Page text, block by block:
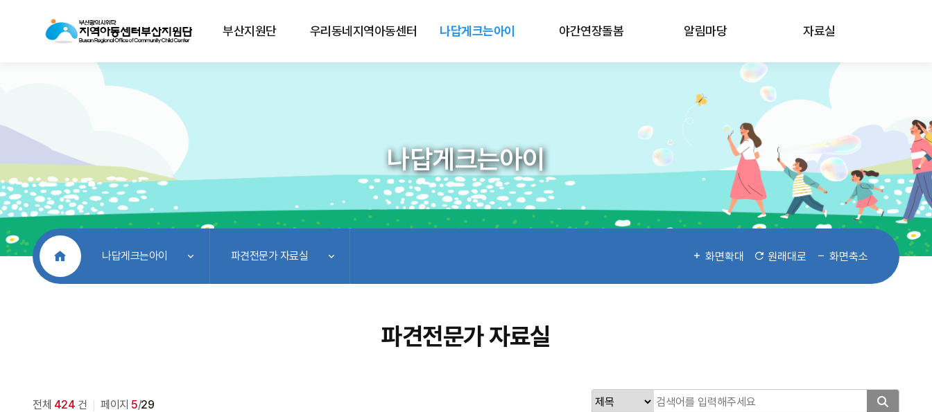
부산지원단 우리동네지역아동센터 나답게크는아이 야간연장돌봄 알림마당 자료실
나답게크는아이
처음으로나답게크는아이 파견전문가 자료실 화면확대 원래대로 화면축소
파견전문가 자료실
전체 424 건 페이지 5/29